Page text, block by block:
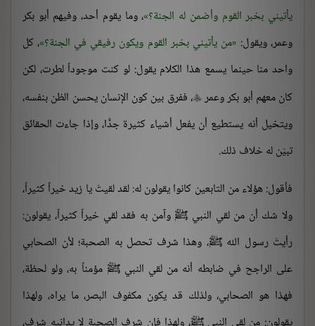
يأتيني بخبر القوم وأضمن له الجنة؟ ، وما يقوم أحد، وفيهم أبو بكر
وعمر، ويقول: من يأتيني بخبر القوم ويكون رفيقي في الجنة؟ ، كل
واحد منا حينما يسمع هذا الكلام يقول: لو كنت موجوداً لطرت، لكن
كان معهم أبو بكر وعمر، ففرق بين كون الإنسان يحسن الظن بنفسه،
ويتخيل أنه يستطيع أن يفعل أشياء كثيرة جدًّا، وإذا جاءت الحقائق
تبيّن له خلاف ذلك.
فأقول: هؤلاء من التابعين كانوا يقولون له: لقد لقيتَ يا زيد خيراً كثيراً،
ولا شك أن من لقي النبي ﷺ وآمن به فقد لقي خيراً كثيراً، يقولون:
رأيتَ رسول الله ﷺ، وهذا شرف تحصل به الصحبة؛ لأن الصحابي
على الراجح في ضابطه أنه من لقي النبي ﷺ مؤمناً به، ولو لحظة،
فهذا هو الصحابي، ولذلك قد يكون مكفوف البصر، ما يراه، ولهذا